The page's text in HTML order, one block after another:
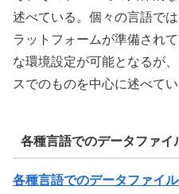
述べている。個々の言語で
ラットフォームが準備され
な環境設定が可能となるが
スでのものを中心に述べてい
各種言語でのデータファイ
各種言語でのデータファイ